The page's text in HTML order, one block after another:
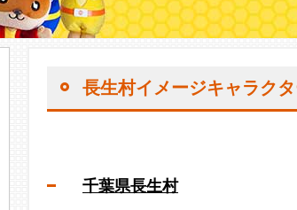
長生村イメージキャラク
千葉県長生村